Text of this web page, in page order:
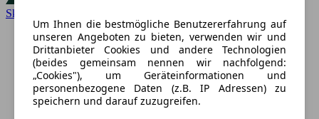
Skoda
Um Ihnen die bestmögliche Benutzererfahrung auf
unseren Angeboten zu bieten, verwenden wir und
Drittanbieter Cookies und andere Technologien
(beides gemeinsam nennen wir nachfolgend:
„Cookies"), um Geräteinformationen und
personenbezogene Daten (z.B. IP Adressen) zu
speichern und darauf zuzugreifen.